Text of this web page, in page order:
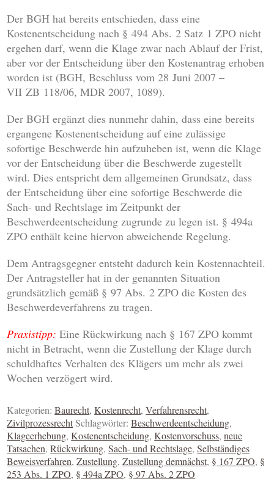
Der BGH hat bereits entschieden, dass eine
Kostenentscheidung nach § 494 Abs. 2 Satz 1 ZPO nicht
ergehen darf, wenn die Klage zwar nach Ablauf der Frist,
aber vor der Entscheidung über den Kostenantrag erhoben
worden ist (BGH, Beschluss vom 28 Juni 2007 –
VII ZB 118/06, MDR 2007, 1089).
Der BGH ergänzt dies nunmehr dahin, dass eine bereits
ergangene Kostenentscheidung auf eine zulässige
sofortige Beschwerde hin aufzuheben ist, wenn die Klage
vor der Entscheidung über die Beschwerde zugestellt
wird. Dies entspricht dem allgemeinen Grundsatz, dass
der Entscheidung über eine sofortige Beschwerde die
Sach- und Rechtslage im Zeitpunkt der
Beschwerdeentscheidung zugrunde zu legen ist. § 494a
ZPO enthält keine hiervon abweichende Regelung.
Dem Antragsgegner entsteht dadurch kein Kostennachteil.
Der Antragsteller hat in der genannten Situation
grundsätzlich gemäß § 97 Abs. 2 ZPO die Kosten des
Beschwerdeverfahrens zu tragen.
Praxistipp: Eine Rückwirkung nach § 167 ZPO kommt
nicht in Betracht, wenn die Zustellung der Klage durch
schuldhaftes Verhalten des Klägers um mehr als zwei
Wochen verzögert wird.
Kategorien:Baurecht,Kostenrecht,Verfahrensrecht,
ZivilprozessrechtSchlagwörter:Beschwerdeentscheidung,
Klageerhebung,Kostenentscheidung,Kostenvorschuss,neue
Tatsachen,Rückwirkung,Sach- und Rechtslage,Selbständiges
Beweisverfahren,Zustellung,Zustellung demnächst, § 167 ZPO, §
253 Abs. 1 ZPO, § 494a ZPO, § 97 Abs. 2 ZPO